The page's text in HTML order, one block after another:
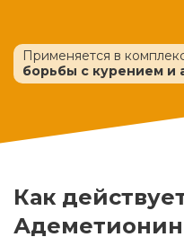
Применяется в
борьбы с курением и
Как
Адеметионин